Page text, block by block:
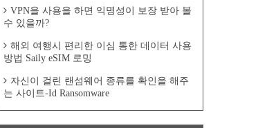
VPN을 사용을 하면 익명성이 보장 받아 볼
수 있을까?
해외 여행시 편리한 이심 통한 데이터 사용
방법 Saily eSIM 로밍
자신이 걸린 랜섬웨어 종류를 확인을 해주
는 사이트-Id Ransomware